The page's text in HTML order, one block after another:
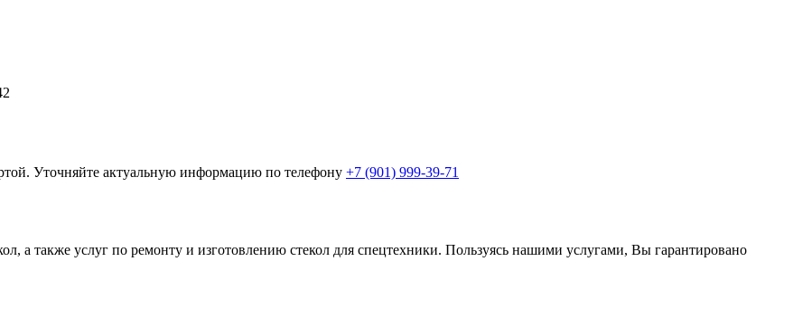
Уточняйте актуальную информацию по телефону +7 (901) 999-39-71
а также услуг по ремонту и изготовлению стекол для спецтехники. Пользуясь нашими услугами, Вы гарантировано